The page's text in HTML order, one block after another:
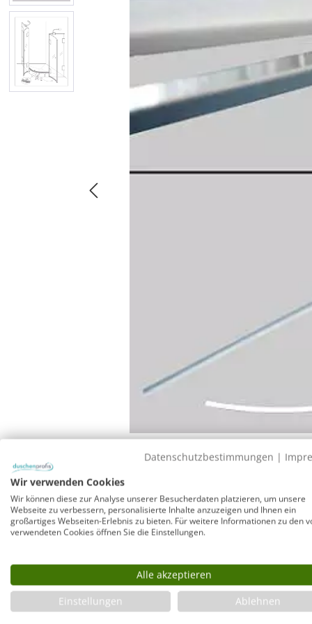
GPSR-Info
Hersteller: Combia GmbH, Petuelring 92, 80807
Duschen-Schwallleiste Viertelkreis für
Mit dieser chromfarbenen, magnetischen Schwallleiste
mitgelieferten transparenten Kunststoff-Magnetprofil
Unterkanten der Combia Duschen-Türen mit 6mm
Datenschutzbestimmungen |
Wir verwenden Cookies
Wir können diese zur Analyse unserer Besucherdaten platzieren, um unsere
Webseite zu verbessern, personalisierte Inhalte anzuzeigen und Ihnen ein
großartiges Webseiten-Erlebnis zu bieten. Für weitere Informationen zu den
verwendeten Cookies öffnen Sie die Einstellungen.
Alle akzeptieren
Einstellungen
Ablehnen